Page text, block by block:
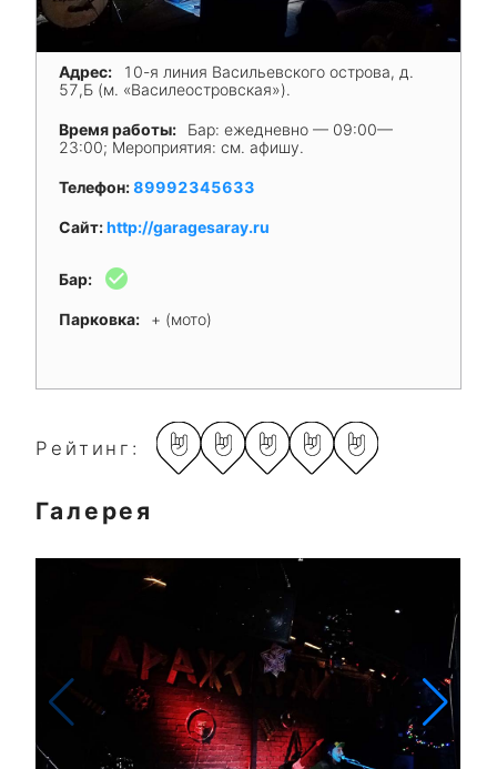
Адрес:
10-я линия Васильевского острова, д.
57,Б (м. «Василеостровская»).
Время работы:
Бар: ежедневно — 09:00—
23:00; Мероприятия: см. афишу.
Телефон:89992345633
Сайт:http://garagesaray.ru
Бар: check_circle
Парковка: + (мото)
Рейтинг:
Галерея